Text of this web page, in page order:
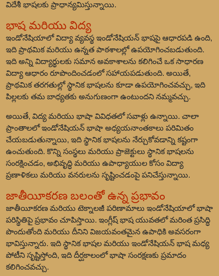
విదేశీ భాషలకు ప్రాధాన్యమిస్తున్నాయి.
భాష మరియు విద్య
ఇండోనేషియాలో విద్యా వ్యవస్థ ఇండోనేషియన్ భాషపై ఆధారపడి ఉంది,
ఇది ప్రాథమిక మరియు ఉన్నత పాఠశాలల్లో ఉపయోగించబడుతుంది.
ఇది అన్ని విద్యార్థులకు సమాన అవకాశాలను కలిగించే ఒక సాధారణ
విద్యా ఆధారం రూపొందించడంలో సహాయపడుతుంది. అయితే,
ప్రాథమిక తరగతుల్లో స్థానిక భాషలను కూడా ఉపయోగించవచ్చు, ఇది
పిల్లలకు తమ బాధ్యతకు అనుగుణంగా ఉంటుందని నమ్మవచ్చు.
అయితే, విద్య మరియు భాషా వివిధతలో సవాళ్లు ఉన్నాయి. చాలా
ప్రాంతాలలో ఇండోనేషియన్ భాషా అధ్యయనాంతకాలు పరిమితం
చేయబడుతున్నాయి, ఇది స్థానిక భాషలను నేర్చుకోవడాన్ని కష్టంగా
ఉంచుతుంది. కొన్ని సంస్థలు మరియు ప్రాజెక్టులు స్థానిక భాషలను
సంరక్షించడం, అభివృద్ధి మరియు ఉపాధ్యాయుల కోసం విద్యా
ప్రణాళికలు మరియు వనరులను సృష్టించడంపై పనిచేస్తున్నాయి.
జాతీయీకరణ బలంతో ఉన్న ప్రభావం
జాతీయీకరణ మరియు టెక్నాలజీ పరిణామాలు ఇండోనేషియాలో భాషా
పరిస్థితిపై ప్రభావం చూపిస్తాయి. ఇంగ్లీష్ భాష యువతలో మరింత ప్రసిద్ధి
పొందుతోంది మరియు దీనిని విజయవంతమైన ఉపాధికి అవసరంగా
భావిస్తున్నారు. ఇది స్థానిక భాషల మరియు ఇండోనేషియన్ భాష మధ్య
పోటీని సృష్టిస్తోంది, ఇది దీర్ఘకాలంలో భాషా సంరక్షణకు ప్రమాదం
కలిగించవచ్చు.